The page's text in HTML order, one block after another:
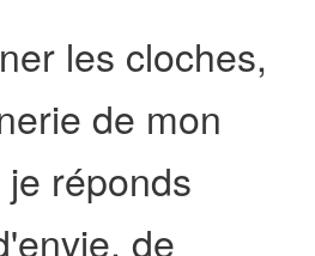
les cloches,
de mon
réponds
'envie, de